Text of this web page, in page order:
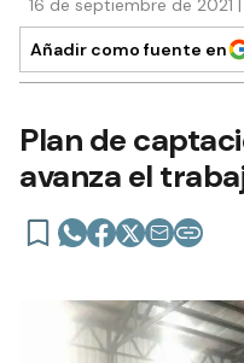
16 de septiembre de
Añadir como fuente en
Plan de
avanza el